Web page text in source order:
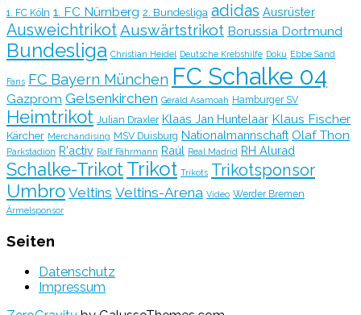
1. FC Köln 1. FC Nürnberg 2. Bundesliga adidas Ausrüster
AusweichtrikotAuswärtstrikot Borussia Dortmund
Bundesliga Christian Heidel Deutsche Krebshilfe Doku Ebbe Sand
Fans FC Bayern München FC Schalke 04
Gazprom Gelsenkirchen Gerald Asamoah Hamburger SV
Heimtrikot Julian Draxler Klaas Jan Huntelaar Klaus Fischer
Kärcher Merchandising MSV Duisburg Nationalmannschaft Olaf Thon
Parkstadion R'activ Ralf Fährmann Raúl Real Madrid RH Alurad
Schalke-TrikotTrikot Trikots Trikotsponsor
Umbro Veltins Veltins-Arena Video Werder Bremen
Ärmelsponsor
Seiten
Datenschutz
Impressum